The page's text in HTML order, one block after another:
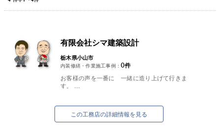
有限会社シマ建築設計
栃木県小山市
内装修繕・作業施工事例： 0件
お客様の声を一番に 一緒に造り上げて行きま
す。
有限会社シマ建築設計です。よろしくお願いしま
す。この工務店の詳細情報を見る